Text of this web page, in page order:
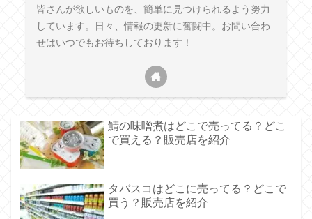
皆さんが欲しいものを、簡単に見つけられるよう努力
しています。日々、情報の更新に奮闘中。お問い合わ
せはいつでもお待ちしております！
鯖の味噌煮はどこで売ってる？どこ
で買える？販売店を紹介
タバスコはどこに売ってる？どこで
買う？販売店を紹介